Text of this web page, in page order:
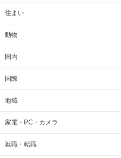
住まい
動物
国内
国際
地域
家電・PC・カメラ
就職・転職